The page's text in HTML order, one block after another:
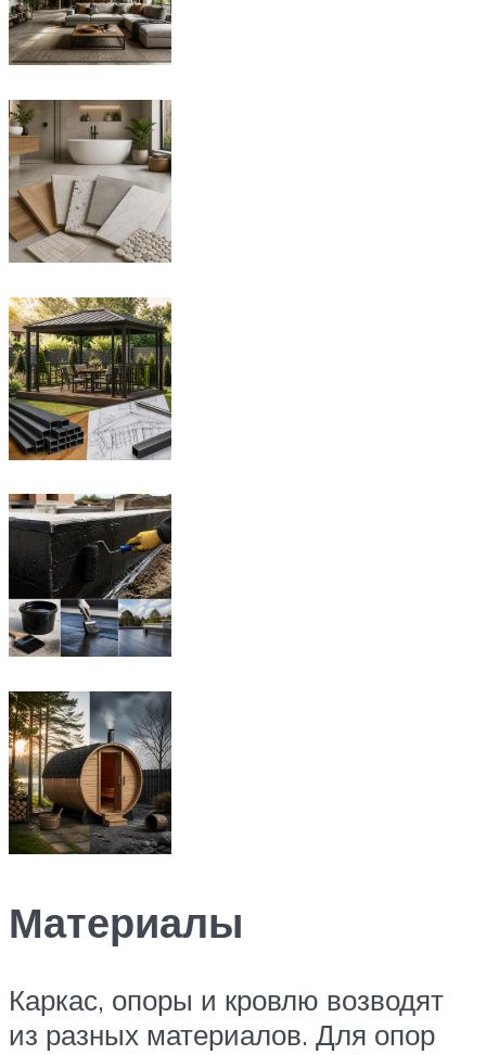
Материалы
Каркас, опоры и кровлю возводят
из разных материалов. Для опор